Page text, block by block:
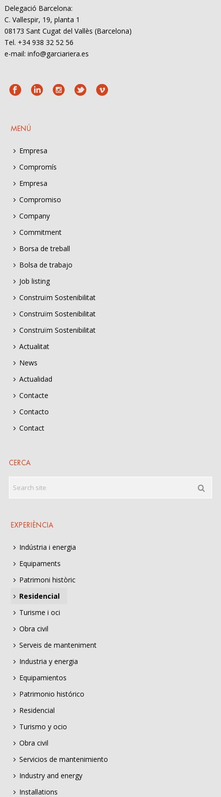
Delegació Barcelona:
C. Vallespir, 19, planta 1
08173 Sant Cugat del Vallès (Barcelona)
Tel. +34 938 32 52 56
e-mail: info@garciariera.es
MENÚ
Empresa
Compromís
Empresa
Compromiso
Company
Commitment
Borsa de treball
Bolsa de trabajo
Job listing
Construïm Sostenibilitat
Construïm Sostenibilitat
Construïm Sostenibilitat
Actualitat
News
Actualidad
Contacte
Contacto
Contact
CERCA
EXPERIÈNCIA
Indústria i energia
Equipaments
Patrimoni històric
Residencial
Turisme i oci
Obra civil
Serveis de manteniment
Industria y energia
Equipamientos
Patrimonio histórico
Residencial
Turismo y ocio
Obra civil
Servicios de mantenimiento
Industry and energy
Installations